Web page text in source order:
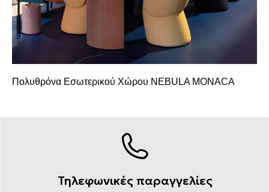
Πολυθρόνα Εσωτερικού Χώρου NEBULA MONACA
Τηλεφωνικές παραγγελίες